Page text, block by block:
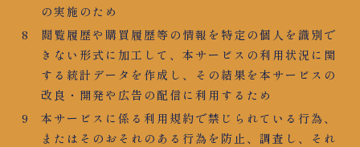
の実施のため
閲覧履歴や購買履歴等の情報を特定の個人を識別で
きない形式に加工して、本サービスの利用状況に関
する統計データを作成し、その結果を本サービスの
改良・開発や広告の配信に利用するため
本サービスに係る利用規約で禁じられている行為、
またはそのおそれのある行為を防止、調査し、それ